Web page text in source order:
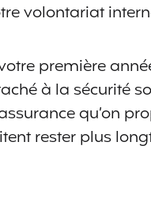
volontariat
première
à la sécurité
qu’on
rester plus